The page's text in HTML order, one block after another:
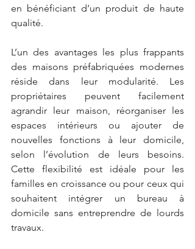
en bénéficiant d’un produit de haute
qualité.
L’un des avantages les plus frappants
des maisons préfabriquées modernes
réside dans leur modularité. Les
propriétaires peuvent facilement
agrandir leur maison, réorganiser les
espaces intérieurs ou ajouter de
nouvelles fonctions à leur domicile,
selon l’évolution de leurs besoins.
Cette flexibilité est idéale pour les
familles en croissance ou pour ceux qui
souhaitent intégrer un bureau à
domicile sans entreprendre de lourds
travaux.